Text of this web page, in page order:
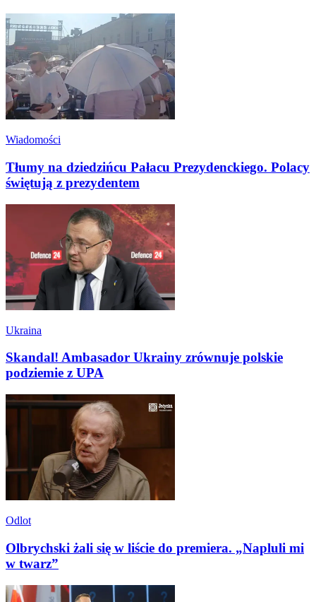
Wiadomości
Tłumy na dziedzińcu Pałacu Prezydenckiego. Polacy
świętują z prezydentem
Ukraina
Skandal! Ambasador Ukrainy zrównuje polskie
podziemie z UPA
Odlot
Olbrychski żali się w liście do premiera. „Napluli mi
w twarz”